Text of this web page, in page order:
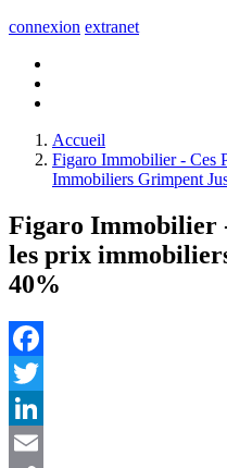
connexion extranet
Accueil
Figaro Immobilier - Ces
Immobiliers Grimpent
Figaro Immobilier
les prix
40%
Facebook
Twitter
LinkedIn